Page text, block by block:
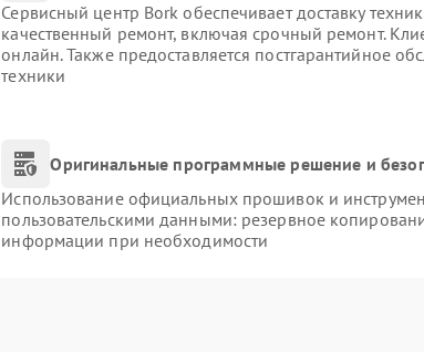
Сервисный центр Bork обеспечивает доставку
качественный ремонт, включая срочный ремонт.
онлайн. Также предоставляется постгарантийное
техники
Оригинальные программные решение и
Использование официальных прошивок и
пользовательскими данными: резервное
информации при необходимости